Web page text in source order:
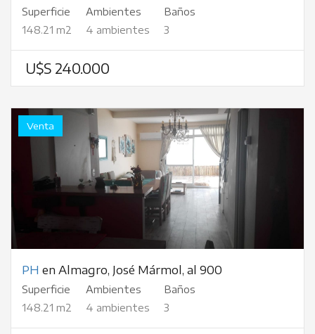
Superficie
148.21 m2
Ambientes
4 ambientes
Baños
3
U$S 240.000
Venta
PH en Almagro, José Mármol, al 900
Superficie
148.21 m2
Ambientes
4 ambientes
Baños
3